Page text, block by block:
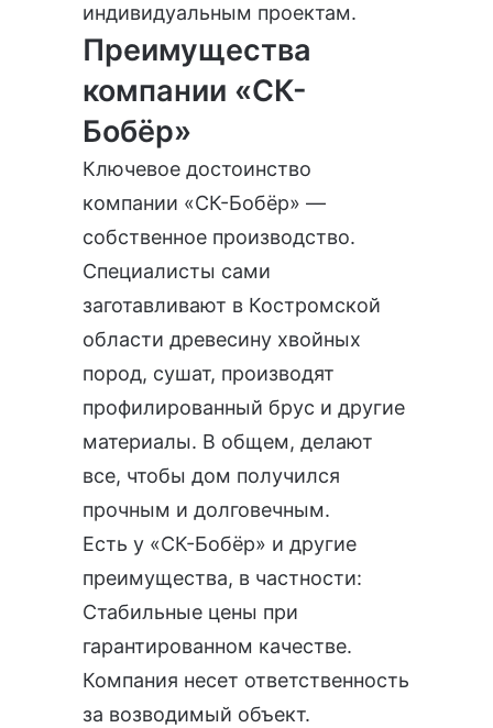
индивидуальным проектам.
Преимущества
компании «СК-
Бобёр»
Ключевое достоинство
компании «СК-Бобёр» —
собственное производство.
Специалисты сами
заготавливают в Костромской
области древесину хвойных
пород, сушат, производят
профилированный брус и другие
материалы. В общем, делают
все, чтобы дом получился
прочным и долговечным.
Есть у «СК-Бобёр» и другие
преимущества, в частности:
Стабильные цены при
гарантированном качестве.
Компания несет ответственность
за возводимый объект.